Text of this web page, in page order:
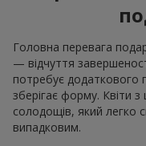
Головна перевага
— відчуття
потребує додаткового
зберігає форму. Квіти
солодощів, який легко
випадковим.